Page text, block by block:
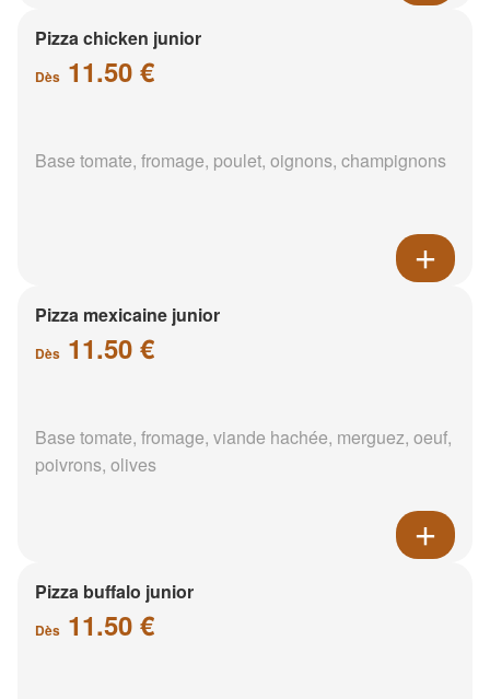
Pizza chicken junior
Dès 11.50 €
Base tomate, fromage, poulet, oignons, champignons
Pizza mexicaine junior
Dès 11.50 €
Base tomate, fromage, viande hachée, merguez, oeuf,
poivrons, olives
Pizza buffalo junior
Dès 11.50 €